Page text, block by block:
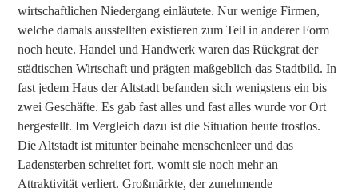
wirtschaftlichen Niedergang einläutete. Nur wenige Firmen,
welche damals ausstellten existieren zum Teil in anderer Form
noch heute. Handel und Handwerk waren das Rückgrat der
städtischen Wirtschaft und prägten maßgeblich das Stadtbild. In
fast jedem Haus der Altstadt befanden sich wenigstens ein bis
zwei Geschäfte. Es gab fast alles und fast alles wurde vor Ort
hergestellt. Im Vergleich dazu ist die Situation heute trostlos.
Die Altstadt ist mitunter beinahe menschenleer und das
Ladensterben schreitet fort, womit sie noch mehr an
Attraktivität verliert. Großmärkte, der zunehmende